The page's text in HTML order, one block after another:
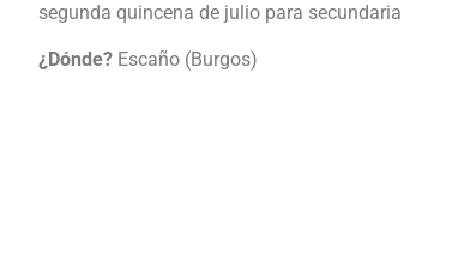
segunda quincena de julio para secundaria
¿Dónde? Escaño (Burgos)